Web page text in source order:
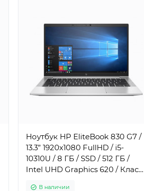
Ноутбук HP EliteBook 830 G7 /
13.3” 1920x1080 FullHD / i5-
10310U / 8 ГБ / SSD / 512 ГБ /
Intel UHD Graphics 620 / Класс
В наличии